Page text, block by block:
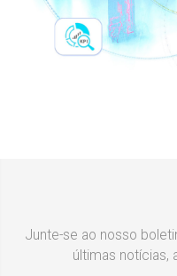
Junte-se ao nosso
últimas notícias,